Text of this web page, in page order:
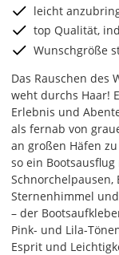
leicht
top Qualität,
Wunschgröße
Das Rauschen des
weht durchs Haar!
Erlebnis und
als fernab von
an großen Häfen
so ein
Sternenhimmel
– der
Pink- und Lila-
Esprit und